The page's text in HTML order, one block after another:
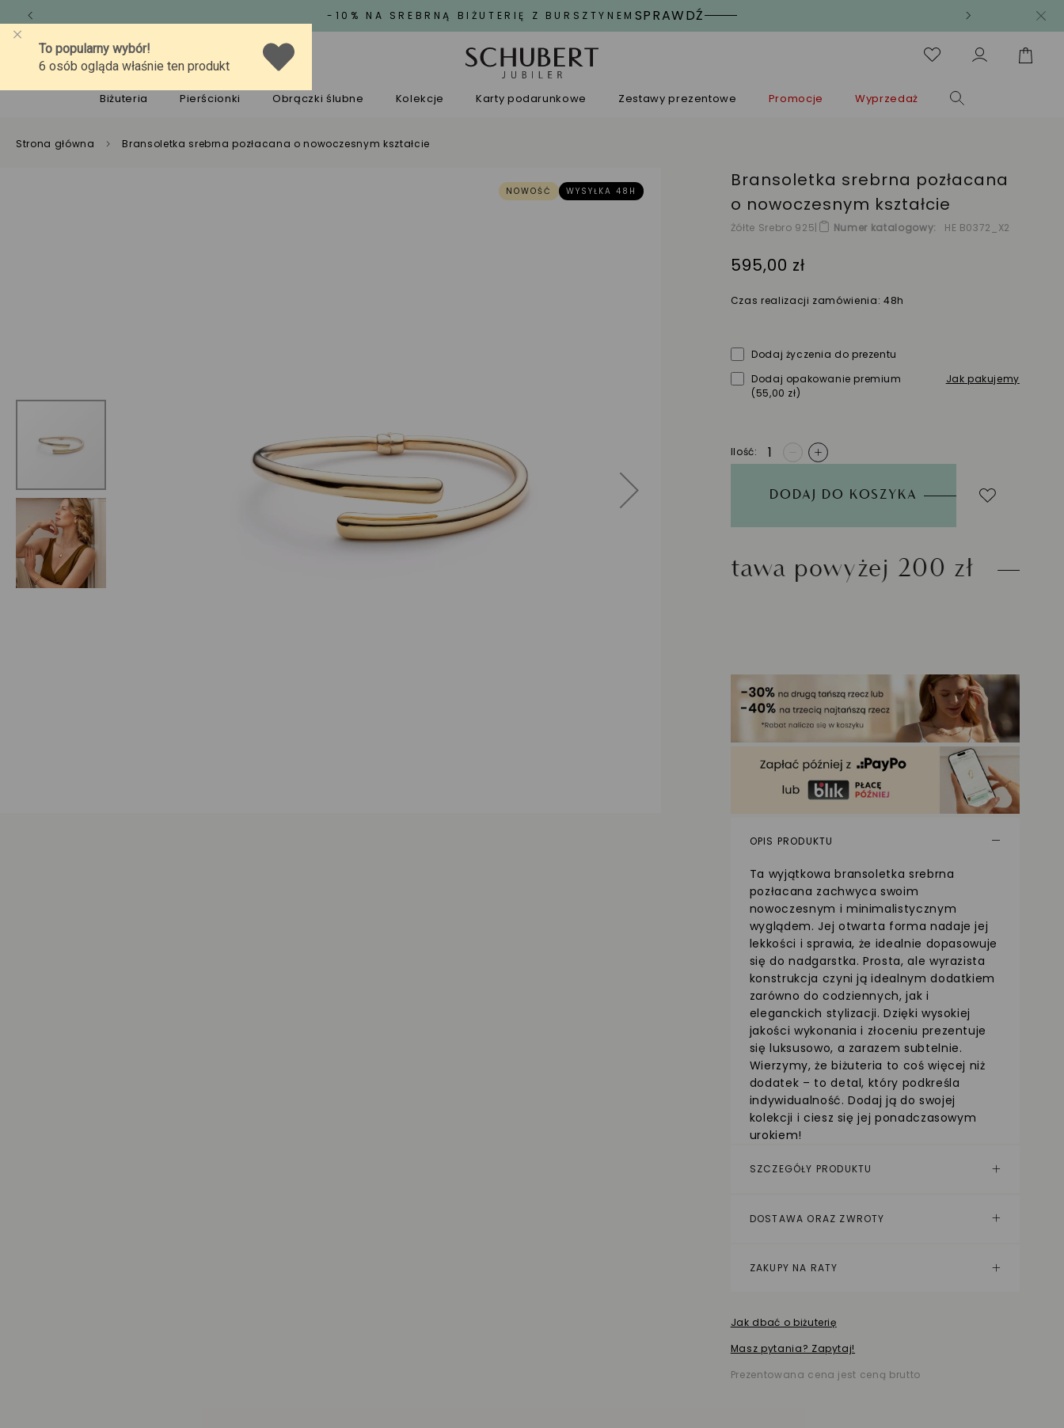
-10% NA SREBRNĄ BIŻUTERIĘ Z BURSZTYNEM SPRAWDŹ
O marceJakośćPomoc
Biżuteria Pierścionki Obrączki ślubne Kolekcje Karty podarunkowe Zestawy prezentowe Promocje Wyprzedaż
Strona główna Bransoletka srebrna pozłacana o nowoczesnym kształcie
NOWOŚĆ WYSYŁKA 48H
Bransoletka srebrna pozłacana
o nowoczesnym kształcie
Żółte Srebro 925| Numer katalogowy HE B0372_X2
595,00 zł
Czas realizacji zamówienia: 48h
Dodaj życzenia do prezentu
Dodaj opakowanie premium
(55,00 zł)
Jak pakujemy
Ilość +
DODAJ DO KOSZYKA
Darmowa dostawa powyżej 200 zł Możliwość
OPIS PRODUKTU
Ta wyjątkowa bransoletka srebrna
pozłacana zachwyca swoim
nowoczesnym i minimalistycznym
wyglądem. Jej otwarta forma nadaje jej
lekkości i sprawia, że idealnie dopasowuje
się do nadgarstka. Prosta, ale wyrazista
konstrukcja czyni ją idealnym dodatkiem
zarówno do codziennych, jak i
eleganckich stylizacji. Dzięki wysokiej
jakości wykonania i złoceniu prezentuje
się luksusowo, a zarazem subtelnie.
Wierzymy, że biżuteria to coś więcej niż
dodatek – to detal, który podkreśla
indywidualność. Dodaj ją do swojej
kolekcji i ciesz się jej ponadczasowym
urokiem!
SZCZEGÓŁY PRODUKTU
DOSTAWA ORAZ ZWROTY
ZAKUPY NA RATY
Jak dbać o biżuterię
Masz pytania? Zapytaj!
Prezentowana cena jest ceną brutto